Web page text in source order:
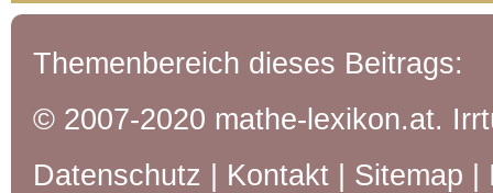
Themenbereich dieses Beitrags:
© 2007-2020 mathe-lexikon.at.
Datenschutz
Kontakt Sitemap